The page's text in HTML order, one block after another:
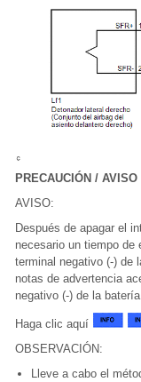
PRECAUCIÓN /
AVISO:
Después de apagar el
necesario un tiempo de
terminal negativo (-) de
notas de advertencia
negativo (-) de la
Haga clic aquí
OBSERVACIÓN:
Lleve a cabo el